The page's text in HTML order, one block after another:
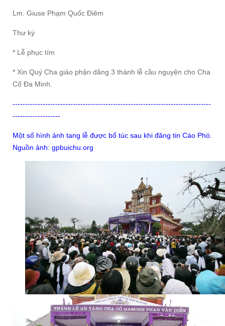
Lm. Giuse Phạm Quốc Điêm
Thư ký
* Lễ phục tím
* Xin Quý Cha giáo phận dâng 3 thánh lễ cầu nguyện cho Cha
Cố Đa Minh.
-------------------------------------------------------------------------------
-------------------
Một số hình ảnh tang lễ được bổ túc sau khi đăng tin Cáo Phó.
Nguồn ảnh: gpbuichu.org